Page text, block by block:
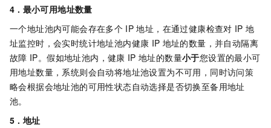
4 . 最小可用地址数量
一个地址池内可能会存在多个 IP 地址，在通过健康检查对 IP 地
址监控时，会实时统计地址池内健康 IP 地址的数量，并自动隔离
故障 IP。假如地址池内，健康 IP 地址的数量小于您设置的最小可
用地址数量，系统则会自动将地址池设置为不可用，同时访问策
略会根据会地址池的可用性状态自动选择是否切换至备用地址
池。
5 . 地址